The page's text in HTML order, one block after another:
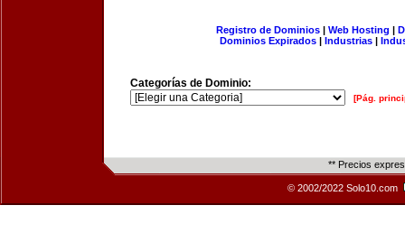
Registro de Dominios| Web Hosting |
Dominios Expirados | Industrias |
Categorías de Dominio:
[Pág.
** Precios
© 2002/2022 Solo10.com